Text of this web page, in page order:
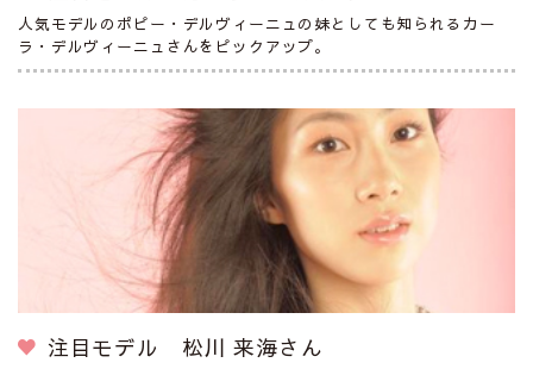
人気モデルのポピー・デルヴィーニュの妹としても知られるカー
ラ・デルヴィーニュさんをピックアップ。
注目モデル 松川 来海さん